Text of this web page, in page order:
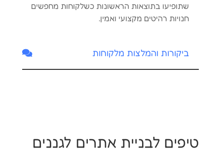
שתופיעו בתוצאות הראשונות כשלקוחות מחפשים
חנויות רהיטים מקצועי ואמין.
ביקורות והמלצות מלקוחות
טיפים לבניית אתרים לגננים